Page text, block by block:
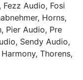
, Fezz Audio, Fosi
, Horns,
, Pier Audio, Pre
, Sendy Audio,
, Thorens,